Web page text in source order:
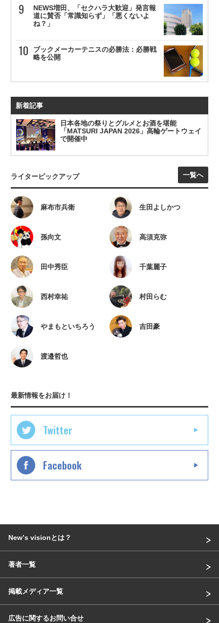
NEWS増田、「セクハラ大歓迎」発言報
道に賛否「常識知らず」「悪くないよ
ね？」
ブックメーカーテニスの必勝法：必勝戦
略を公開
新着記事
日本各地の祭りとグルメとお酒を堪能
「MATSURI JAPAN 2026」高輪ゲートウェイ
で開催中
ライターピックアップ 一覧へ
麻布市兵衛 生田よしかつ
孫向文 高須克弥
田中秀臣 千葉麗子
西村幸祐 村田らむ
やまもといちろう 吉田豪
渡邉哲也
最新情報をお届け！
Twitter
Facebook
Newʼs visionとは？
著者一覧
掲載メディア一覧
広告に関するお問い合せ